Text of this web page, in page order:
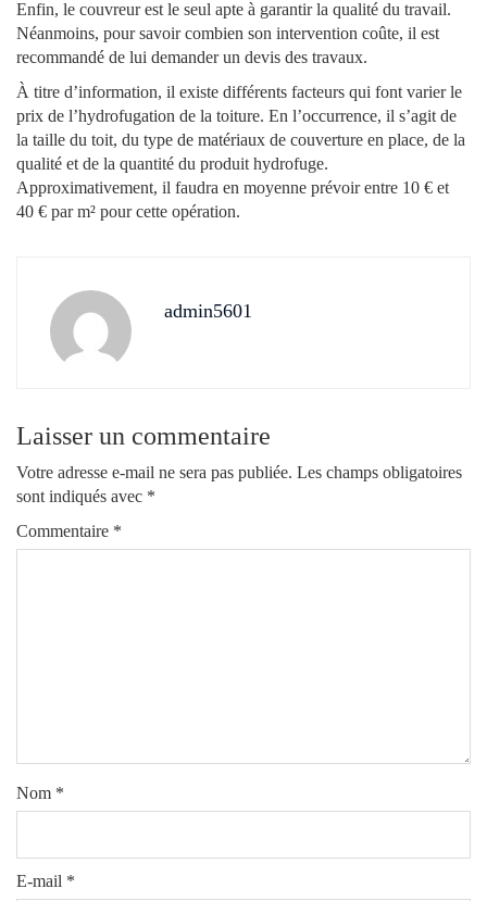
Enfin, le couvreur est le seul apte à garantir la qualité du travail.
Néanmoins, pour savoir combien son intervention coûte, il est
recommandé de lui demander un devis des travaux.
À titre d’information, il existe différents facteurs qui font varier le
prix de l’hydrofugation de la toiture. En l’occurrence, il s’agit de
la taille du toit, du type de matériaux de couverture en place, de la
qualité et de la quantité du produit hydrofuge.
Approximativement, il faudra en moyenne prévoir entre 10 € et
40 € par m² pour cette opération.
admin5601
Laisser un commentaire
Votre adresse e-mail ne sera pas publiée. Les champs obligatoires
sont indiqués avec *
Commentaire *
Nom *
E-mail *